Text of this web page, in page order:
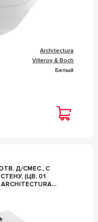
Architectura
Villeroy & Boch
Белый
Д/СМЕС., С
(ЦВ. 01